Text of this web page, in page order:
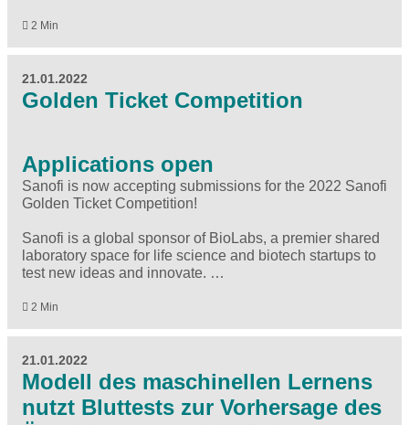
2 Min
21.01.2022
Golden Ticket Competition
Applications open
Sanofi is now accepting submissions for the 2022 Sanofi
Golden Ticket Competition!
Sanofi is a global sponsor of BioLabs, a premier shared
laboratory space for life science and biotech startups to
test new ideas and innovate. …
2 Min
21.01.2022
Modell des maschinellen Lernens
nutzt Bluttests zur Vorhersage des